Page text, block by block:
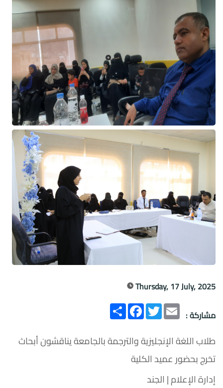
Thursday, 17 July, 2025
مشاركة :
انشر
FacebookTwitter Email
طلاب اللغة الإنجليزية والترجمة بالجامعة يناقشون أبحاث
تخرج بحضور عميد الكلية
إدارة الإعلام | الجند